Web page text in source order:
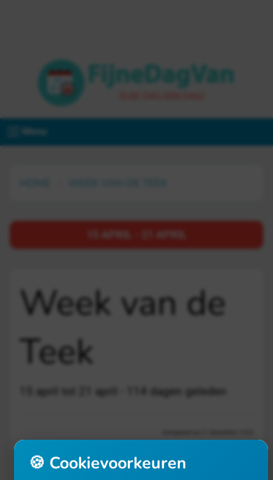
Menu
Week van de
Teek
15 april tot 21 april - 114 dagen geleden
🍪 Cookievoorkeuren